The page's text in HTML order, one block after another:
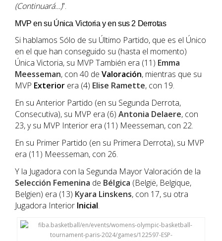
(Continuará…)”.
MVP en su Única Victoria y en sus 2 Derrotas
Si hablamos Sólo de su Último Partido, que es el Único
en el que han conseguido su (hasta el momento)
Única Victoria, su MVP También era (11) Emma
Meesseman, con 40 de Valoración, mientras que su
MVP Exterior era (4) Elise Ramette, con 19.
En su Anterior Partido (en su Segunda Derrota,
Consecutiva), su MVP era (6) Antonia Delaere, con
23, y su MVP Interior era (11) Meesseman, con 22.
En su Primer Partido (en su Primera Derrota), su MVP
era (11) Meesseman, con 26.
Y la Jugadora con la Segunda Mayor Valoración de la
Selección Femenina de Bélgica (België, Belgique,
Belgien) era (13) Kyara Linskens, con 17, su otra
Jugadora Interior Inicial.